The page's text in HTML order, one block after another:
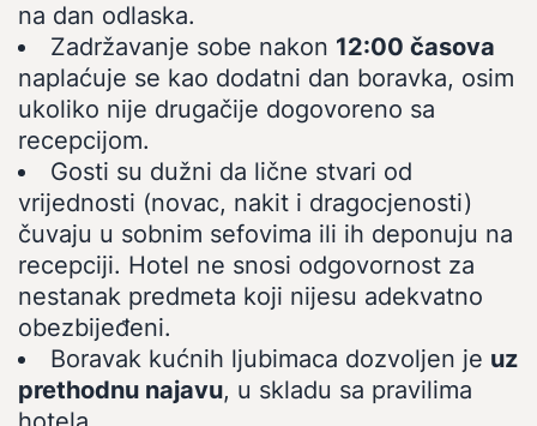
na dan odlaska.
Zadržavanje sobe nakon 12:00 časova
naplaćuje se kao dodatni dan boravka, osim
ukoliko nije drugačije dogovoreno sa
recepcijom.
Gosti su dužni da lične stvari od
vrijednosti (novac, nakit i dragocjenosti)
čuvaju u sobnim sefovima ili ih deponuju na
recepciji. Hotel ne snosi odgovornost za
nestanak predmeta koji nijesu adekvatno
obezbijeđeni.
Boravak kućnih ljubimaca dozvoljen je uz
prethodnu najavu, u skladu sa pravilima